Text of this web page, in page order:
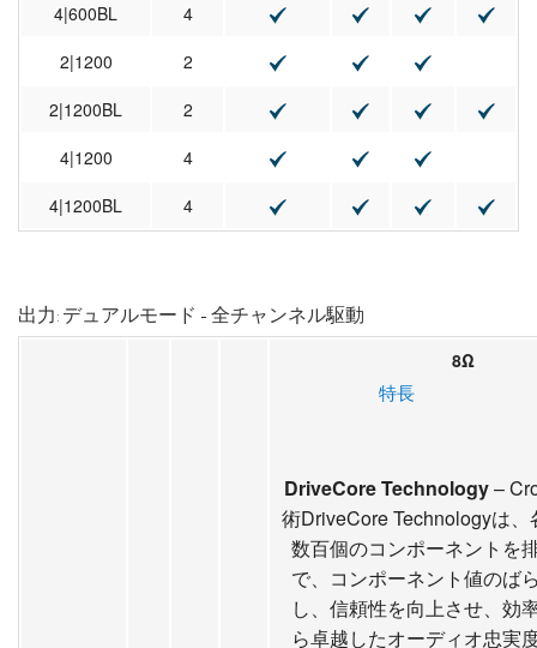
4|600BL
4
2|1200
2
2|1200BL
2
4|1200
4
4|1200BL
4
出力: デュアルモード - 全チャンネル駆動
8Ω
特長
DriveCore Technology–
術DriveCore Technologyは
数百個のコンポーネントを
で、コンポーネント値のば
し、信頼性を向上させ、効
ら卓越したオーディオ忠実